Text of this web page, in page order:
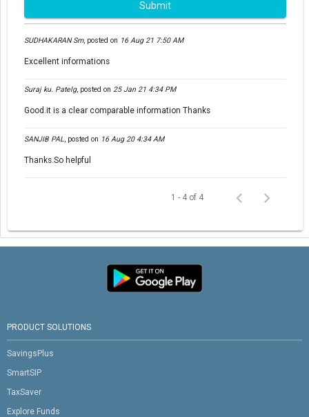
Submit
SUDHAKARAN Sm, posted on 16 Aug 21 7:50 AM
Excellent informations
Suraj ku. Patelg, posted on 25 Jan 21 4:34 PM
Good.it is a clear comparable information Thanks
SANJIB PAL, posted on 16 Aug 20 4:34 AM
Thanks.So helpful
1 - 4 of 4
PRODUCT SOLUTIONS
SavingsPlus
SmartSIP
TaxSaver
Explore Funds